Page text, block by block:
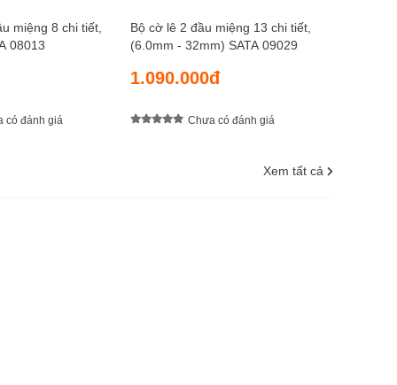
miệng 8 chi tiết,
08013
có đánh giá
Bộ cờ lê 2 đầu miệng 13 chi tiết,
(6.0mm - 32mm) SATA 09029
1.090.000đ
Chưa có đánh giá
Xem tất cả